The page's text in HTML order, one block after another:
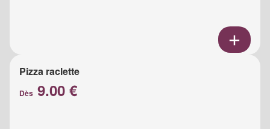
Pizza raclette
Dès 9.00 €